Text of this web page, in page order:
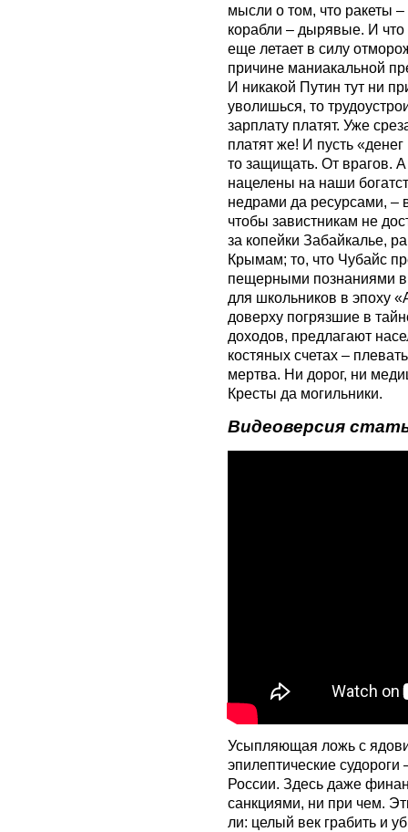
мысли о том, что ракеты
корабли – дырявые. И что
еще летает в силу
причине маниакальной
И никакой Путин тут ни
уволишься, то
зарплату платят. Уже
платят же! И пусть
то защищать. От врагов.
нацелены на наши
недрами да ресурсами, –
чтобы завистникам не
за копейки Забайкалье,
Крымам; то, что Чубайс
пещерными познаниями
для школьников в эпоху
доверху погрязшие в
доходов, предлагают
костяных счетах –
мертва. Ни дорог, ни
Кресты да могильники.
Видеоверсия
Усыпляющая ложь с
эпилептические
России. Здесь даже
санкциями, ни при чем.
ли: целый век грабить и